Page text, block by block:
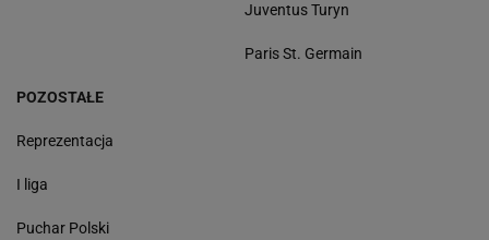
Juventus Turyn
Paris St. Germain
POZOSTAŁE
Reprezentacja
I liga
Puchar Polski